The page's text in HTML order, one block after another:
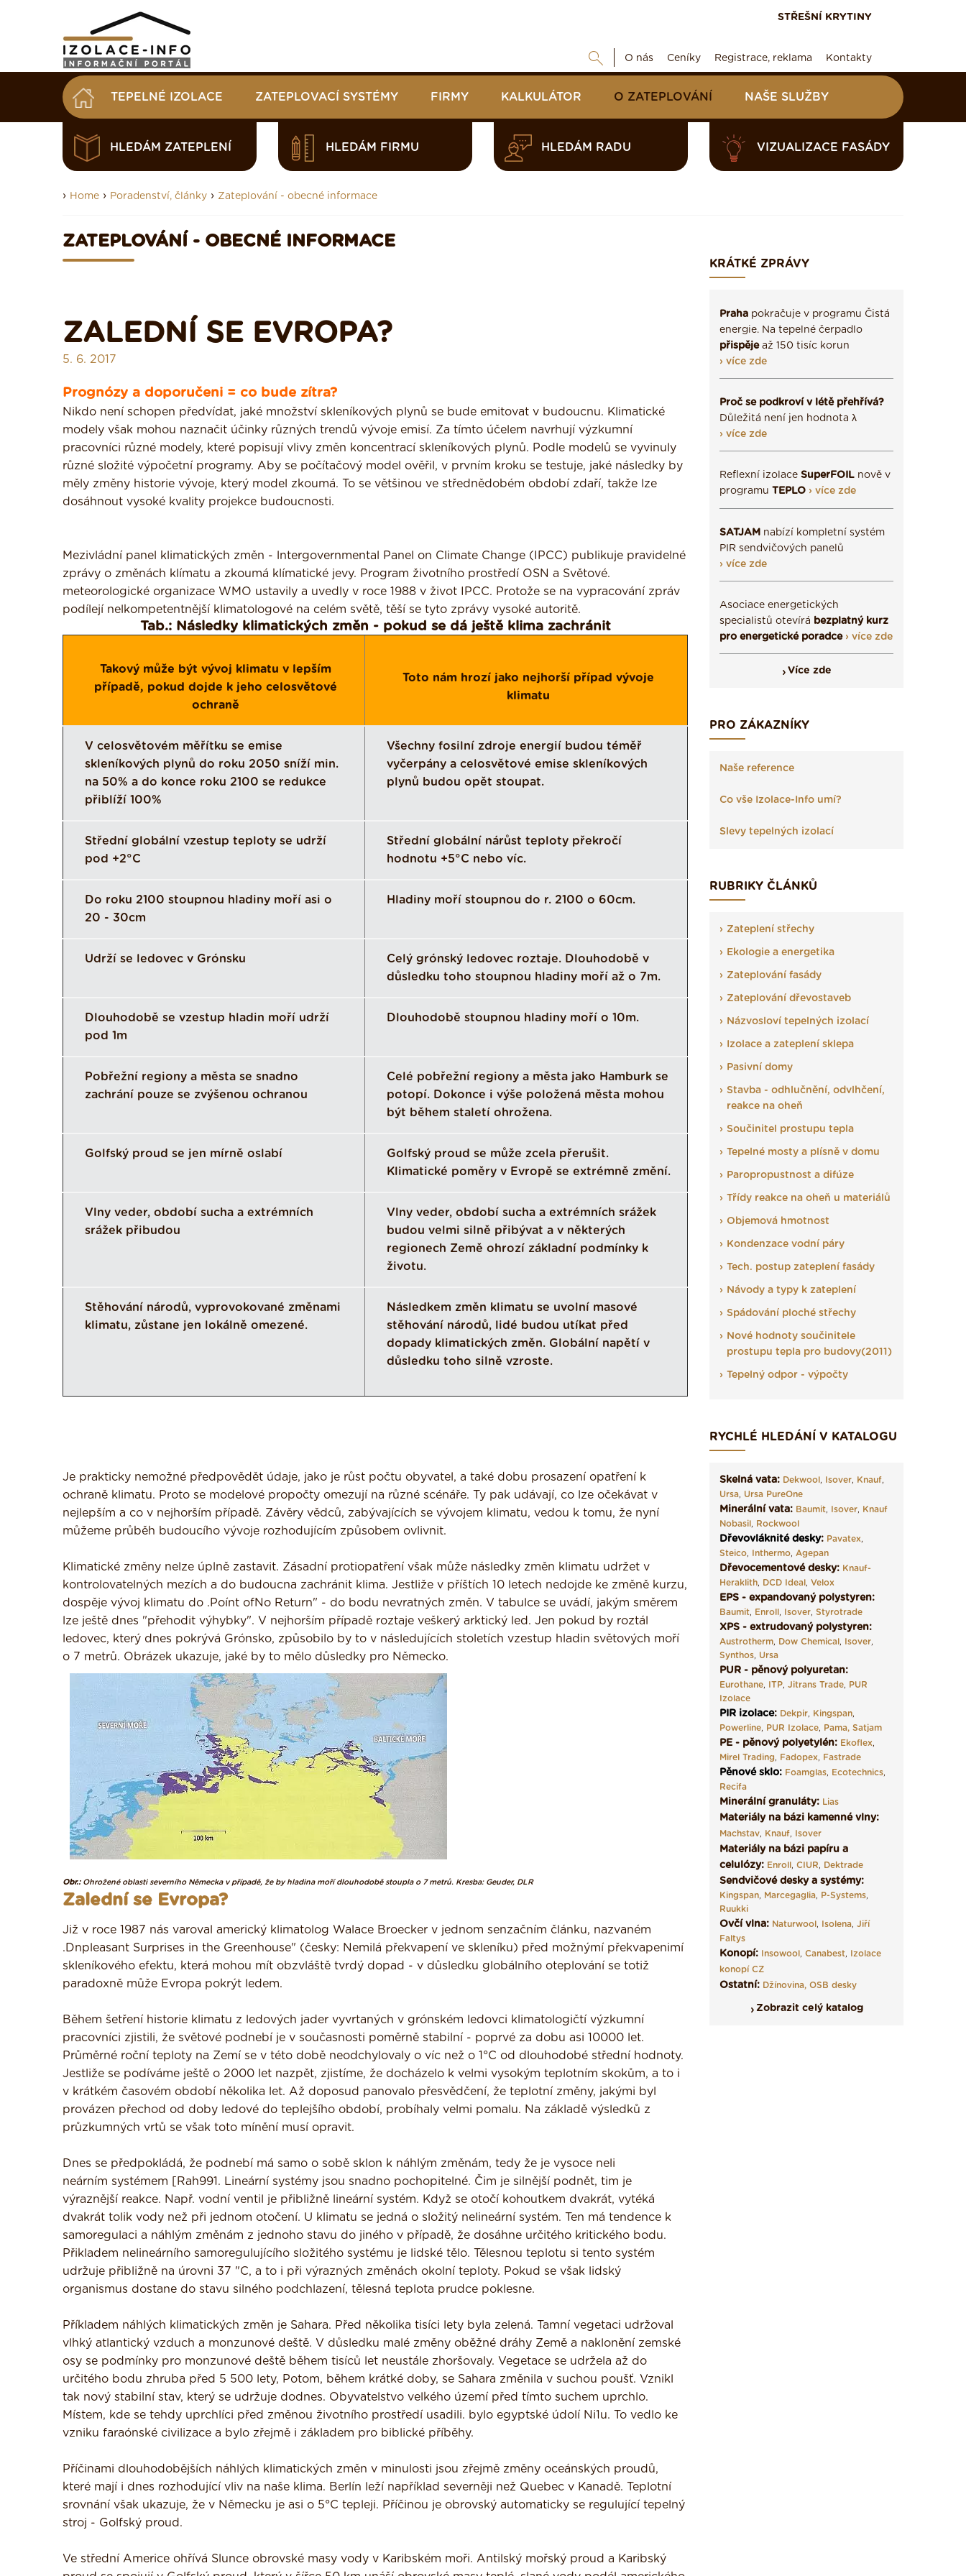
STŘEŠNÍ KRYTINY
O nás Ceníky Registrace, reklama Kontakty
TEPELNÉ IZOLACE ZATEPLOVACÍ SYSTÉMY FIRMY KALKULÁTOR O ZATEPLOVÁNÍ NAŠE SLUŽBY
HLEDÁM ZATEPLENÍ HLEDÁM FIRMU HLEDÁM RADU VIZUALIZACE FASÁDY
› Home › Poradenství, články › Zateplování - obecné informace
ZATEPLOVÁNÍ - OBECNÉ INFORMACE
ZALEDNÍ SE EVROPA?
5. 6. 2017
Prognózy a doporučeni = co bude zítra?
Nikdo není schopen předvídat, jaké množství skleníkových plynů se bude emitovat v budoucnu. Kli­matické
modely však mohou naznačit účinky různých trendů vývoje emisí. Za tímto účelem navrhují výzkumní
pracovníci různé modely, které popisují vlivy změn koncentrací skleníkových plynů. Podle modelů se vyvinuly
různé složité výpočetní programy. Aby se počítačový model ověřil, v prvním kroku se testuje, jaké následky by
měly změny historie vývoje, který model zkoumá. To se většinou ve střednědobém období zdaří, takže lze
dosáhnout vysoké kvality projekce budoucnosti.
Mezivládní panel klimatických změn - lntergovernmental Panel on Climate Change (IPCC) publikuje pravidelné
zprávy o změnách klímatu a zkoumá klímatické jevy. Program životního prostředí OSN a Světo­vé.
meteorologické organizace WMO ustavily a uvedly v roce 1988 v život IPCC. Protože se na vypracování zpráv
podílejí nelkompetentnější klimatologové na celém světě, těší se tyto zprávy vysoké autoritě.
Tab.: Následky klimatických změn - pokud se dá ještě klima zachránit
Takový může být vývoj klimatu v lepším
případě, pokud dojde k jeho celosvětové
ochraně
Toto nám hrozí jako nejhorší případ vývoje
klimatu
V celosvětovém měřítku se emise
skleníkových plynů do roku 2050 sníží min.
na 50% a do konce roku 2100 se redukce
přiblíží 100%
Všechny fosilní zdroje energií budou téměř
vyčerpány a celosvětové emise skleníkových
plynů budou opět stoupat.
Střední globální vzestup teploty se udrží
pod +2°C
Střední globální nárůst teploty překročí
hodnotu +5°C nebo víc.
Do roku 2100 stoupnou hladiny moří asi o
20 - 30cm
Hladiny moří stoupnou do r. 2100 o 60cm.
Udrží se ledovec v Grónsku
Celý grónský ledovec roztaje. Dlouhodobě v
důsledku toho stoupnou hladiny moří až o 7m.
Dlouhodobě se vzestup hladin moří udrží
pod 1m
Dlouhodobě stoupnou hladiny moří o 10m.
Pobřežní regiony a města se snadno
zachrání pouze se zvýšenou ochranou
Celé pobřežní regiony a města jako Hamburk se
potopí. Dokonce i výše položená města mohou
být během staletí ohrožena.
Golfský proud se jen mírně oslabí
Golfský proud se může zcela přerušit.
Klimatické poměry v Evropě se extrémně změní.
Vlny veder, období sucha a extrémních
srážek přibudou
Vlny veder, období sucha a extrémních srážek
budou velmi silně přibývat a v některých
regionech Země ohrozí základní podmínky k
životu.
Stěhování národů, vyprovokované změnami
klimatu, zůstane jen lokálně omezené.
Následkem změn klimatu se uvolní masové
stěhování národů, lidé budou utíkat před
dopady klimatických změn. Globální napětí v
důsledku toho silně vzroste.
Je prakticky nemožné předpovědět údaje, jako je růst počtu obyvatel, a také dobu prosazení opatření k
ochraně klimatu. Proto se modelové propočty omezují na různé scénáře. Ty pak udávají, co lze očekávat v
nejlepším a co v nejhorším případě. Závěry vědců, zabývajících se vývojem klimatu, vedou k tomu, že nyní
můžeme průběh budoucího vývoje rozhodujícím způsobem ovlivnit.
Klimatické změny nelze úplně zastavit. Zásadní protiopatření však může následky změn klimatu udržet v
kontrolovatelných mezích a do budoucna zachránit klima. Jestliže v příštích 10 letech ne­dojde ke změně kurzu,
dospěje vývoj klimatu do .Poínt ofNo Return" - do bodu nevratných změn. V tabulce se uvádí, jakým směrem
lze ještě dnes "přehodit výhybky". V nejhorším případě roztaje veškerý arktický led. Jen pokud by roztál
ledovec, který dnes pokrývá Grónsko, způsobilo by to v ná­sledujících stoletích vzestup hladin světových moří
o 7 metrů. Obrázek ukazuje, jaké by to mělo důsledky pro Německo.
Obr.:Ohrožené oblasti severního Německa v případě, že by hladina moří dlouhodobě stoupla o 7 metrů. Kresba: Geuder, DLR
Zalední se Evropa?
Již v roce 1987 nás varoval americký klimatolog Walace Broecker v jednom senzačním článku, nazva­ném
.Dnpleasant Surprises in the Greenhouse" (česky: Nemilá překvapení ve skleníku) před možnýmí překvapenimí
skleníkového efektu, která mohou mít obzvláště tvrdý dopad - v důsledku globálního oteplování se totiž
paradoxně může Evropa pokrýt ledem.
Během šetření historie klimatu z ledových jader vyvrtaných v grónském ledovci klimatologičtí výzkumní
pracovníci zjistili, že světové podnebí je v současnosti poměrně stabilní - poprvé za dobu asi 10000 let.
Průměrné roční teploty na Zemí se v této době neodchylovaly o víc než o 1°C od dlou­hodobé střední hodnoty.
Jestliže se podíváme ještě o 2000 let nazpět, zjistíme, že docházelo k velmi vysokým teplotním skokům, a to i
v krátkém časovém období několika let. Až doposud panovalo přesvědčení, že teplotní změny, jakými byl
provázen přechod od doby ledové do teplejšího období, pro­bíhaly velmi pomalu. Na základě výsledků z
průzkumných vrtů se však toto mínění musí opravit.
Dnes se předpokládá, že podnebí má samo o sobě sklon k náhlým změnám, tedy že je vysoce neli­
neárním systémem [Rah991. Lineární systémy jsou snadno pochopitelné. Čim je silnější podnět, tim je
výraznější reakce. Např. vodní ventil je přibližně lineární systém. Když se otočí kohoutkem dvakrát, vytéká
dvakrát tolik vody než při jednom otočení. U klimatu se jedná o složitý nelineární systém. Ten má tendence k
samoregulaci a náhlým změnám z jednoho stavu do jiného v případě, že dosáhne určitého kritického bodu.
Přikladem nelineárního samoregulujícího složitého systému je lidské tělo. Tělesnou teplotu si tento systém
udržuje přibližně na úrovni 37 "C, a to i při výrazných změnách okolní teploty. Pokud se však lidský
organismus dostane do stavu silného podchlazení, tělesná teplota prudce poklesne.
Příkladem náhlých klimatických změn je Sahara. Před několika tisíci lety byla zelená. Tamní vegetaci udržoval
vlhký atlantický vzduch a monzunové deště. V důsledku malé změny oběžné dráhy Země a naklonění zemské
osy se podmínky pro monzunové deště během tisíců let neustále zhoršovaly. Ve­getace se udržela až do
určitého bodu zhruba před 5 500 lety, Potom, během krátké doby, se Sahara změnila v suchou poušť. Vznikl
tak nový stabilní stav, který se udržuje dodnes. Obyvatelstvo velkého území před tímto suchem uprchlo.
Místem, kde se tehdy uprchlíci před změnou životního prostředí usadili. bylo egyptské údolí Ni1u. To vedlo ke
vzniku faraónské civilizace a bylo zřejmě i základem pro biblické příběhy.
Příčinami dlouhodobějších náhlých klimatických změn v minulosti jsou zřejmě změny oceánských proudů,
které mají i dnes rozhodující vliv na naše klima. Berlín leží například severněji než Quebec v Kanadě. Teplotní
srovnání však ukazuje, že v Německu je asi o 5°C tepleji. Příčinou je obrovský automaticky se regulující tepelný
stroj - Golfský proud.
Ve střední Americe ohřívá Slunce obrovské masy vody v Karibském moři. Antilský mořský proud a Karibský
KRÁTKÉ ZPRÁVY
Praha pokračuje v programu Čistá
energie. Na tepelné čerpadlo
přispějeaž 150 tisíc korun
› více zde
Proč se podkroví v létě přehřívá?
Důležitá není jen hodnota λ
› více zde
Reflexní izolace SuperFOIL nově v
programu TEPLO › více zde
SATJAM nabízí kompletní systém
PIR sendvičových panelů
› více zde
Asociace energetických
specialistů otevírá bezplatný kurz
pro energetické poradce › více zde
Více zde
PRO ZÁKAZNÍKY
Naše reference
Co vše Izolace-Info umí?
Slevy tepelných izolací
RUBRIKY ČLÁNKŮ
Zateplení střechy
Ekologie a energetika
Zateplování fasády
Zateplování dřevostaveb
Názvosloví tepelných izolací
Izolace a zateplení sklepa
Pasivní domy
Stavba - odhlučnění, odvlhčení,
reakce na oheň
Součinitel prostupu tepla
Tepelné mosty a plísně v domu
Paropropustnost a difúze
Třídy reakce na oheň u materiálů
Objemová hmotnost
Kondenzace vodní páry
Tech. postup zateplení fasády
Návody a typy k zateplení
Spádování ploché střechy
Nové hodnoty součinitele
prostupu tepla pro budovy(2011)
Tepelný odpor - výpočty
RYCHLÉ HLEDÁNÍ V KATALOGU
Skelná vata: Dekwool, Isover, Knauf,
Ursa, Ursa PureOne
Minerální vata: Baumit, Isover, Knauf
Nobasil, Rockwool
Dřevovláknité desky: Pavatex,
Steico, Inthermo, Agepan
Dřevocementové desky: Knauf-
Heraklith, DCD Ideal, Velox
EPS - expandovaný polystyren:
Baumit, Enroll, Isover, Styrotrade
XPS - extrudovaný polystyren:
Austrotherm, Dow Chemical, Isover,
Synthos, Ursa
PUR - pěnový polyuretan:
Eurothane, ITP, Jitrans Trade, PUR
Izolace
PIR izolace: Dekpir, Kingspan,
Powerline, PUR Izolace, Pama, Satjam
PE - pěnový polyetylén: Ekoflex,
Mirel Trading, Fadopex, Fastrade
Pěnové sklo: Foamglas, Ecotechnics,
Recifa
Minerální granuláty: Lias
Materiály na bázi kamenné vlny:
Machstav, Knauf, Isover
Materiály na bázi papíru a
celulózy: Enroll, CIUR, Dektrade
Sendvičové desky a systémy:
Kingspan, Marcegaglia, P-Systems,
Ruukki
Ovčí vlna: Naturwool, Isolena, Jiří
Faltys
Konopí: Insowool, Canabest, Izolace
konopí CZ
Ostatní: Džínovina, OSB desky
Zobrazit celý katalog